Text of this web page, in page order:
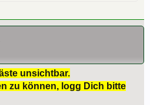
unsichtbar.
zu können, logg Dich bitte